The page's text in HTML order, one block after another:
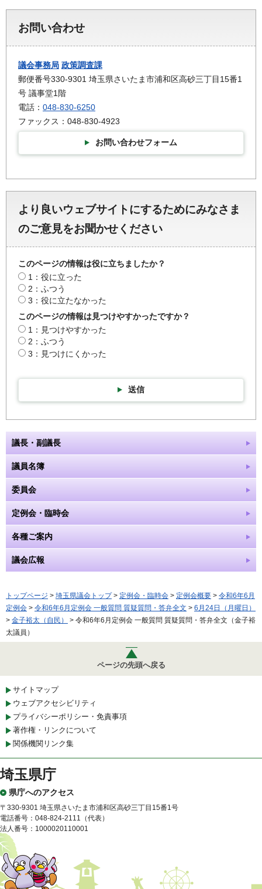
お問い合わせ
議会事務局 政策調査課
郵便番号330-9301 埼玉県さいたま市浦和区高砂三丁目15番1
号 議事堂1階
電話： 048-830-6250
ファックス：048-830-4923
お問い合わせフォーム
より良いウェブサイトにするためにみなさま
のご意見をお聞かせください
このページの情報は役に立ちましたか？
1：役に立った
2：ふつう
3：役に立たなかった
このページの情報は見つけやすかったですか？
1：見つけやすかった
2：ふつう
3：見つけにくかった
送信
議長・副議長
議員名簿
委員会
定例会・臨時会
各種ご案内
議会広報
トップページ > 埼玉県議会トップ> 定例会・臨時会 > 定例会概要 > 令和6年6月
定例会 > 令和6年6月定例会 一般質問 質疑質問・答弁全文 > 6月24日（月曜日）
> 金子裕太（自民）
> 令和6年6月定例会 一般質問 質疑質問・答弁全文（金子裕
太議員）
ページの先頭へ戻る
サイトマップ
ウェブアクセシビリティ
プライバシーポリシー・免責事項
著作権・リンクについて
関係機関リンク集
埼玉県庁
県庁へのアクセス
〒330-9301 埼玉県さいたま市浦和区高砂三丁目15番1号
電話番号：048-824-2111（代表）
法人番号：1000020110001